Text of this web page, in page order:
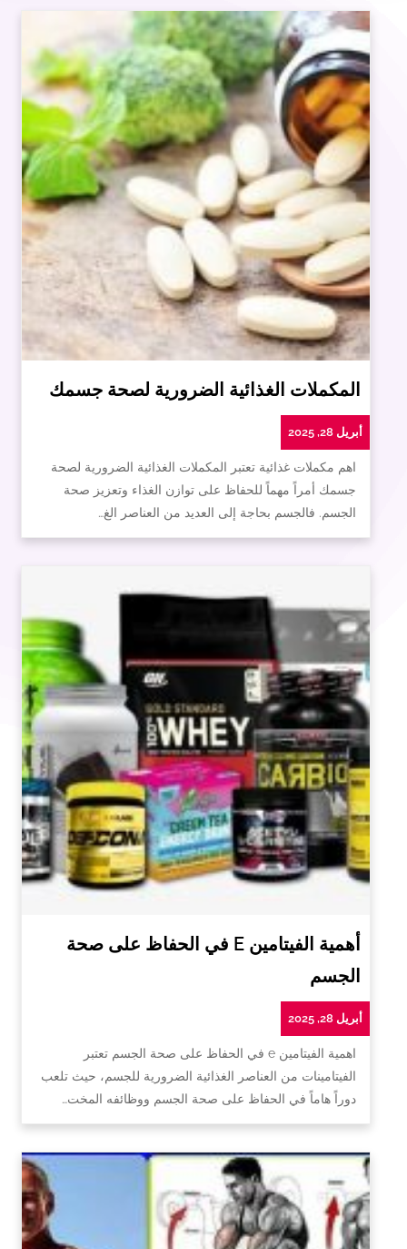
المكملات الغذائية الضرورية لصحة جسمك
أبريل 28, 2025
اهم مكملات غذائية تعتبر المكملات الغذائية الضرورية لصحة
جسمك أمراً مهماً للحفاظ على توازن الغذاء وتعزيز صحة
الجسم. فالجسم بحاجة إلى العديد من العناصر الغ…
أهمية الفيتامين E في الحفاظ على صحة
الجسم
أبريل 28, 2025
اهمية الفيتامين e في الحفاظ على صحة الجسم تعتبر
الفيتامينات من العناصر الغذائية الضرورية للجسم، حيث تلعب
دوراً هاماً في الحفاظ على صحة الجسم ووظائفه المخت…